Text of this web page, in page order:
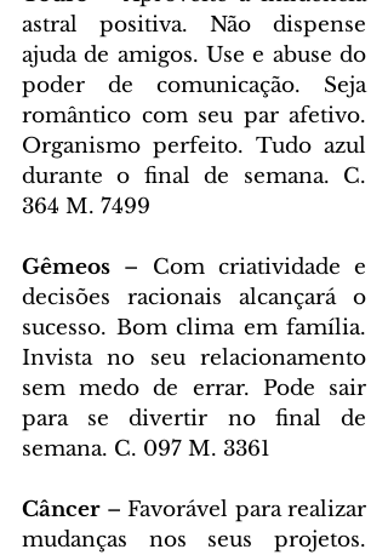
astral positiva. Não dispense
ajuda de amigos. Use e abuse do
poder de comunicação. Seja
romântico com seu par afetivo.
Organismo perfeito. Tudo azul
durante o final de semana. C.
364 M. 7499
Gêmeos – Com criatividade e
decisões racionais alcançará o
sucesso. Bom clima em família.
Invista no seu relacionamento
sem medo de errar. Pode sair
para se divertir no final de
semana. C. 097 M. 3361
Câncer – Favorável para realizar
mudanças nos seus projetos.